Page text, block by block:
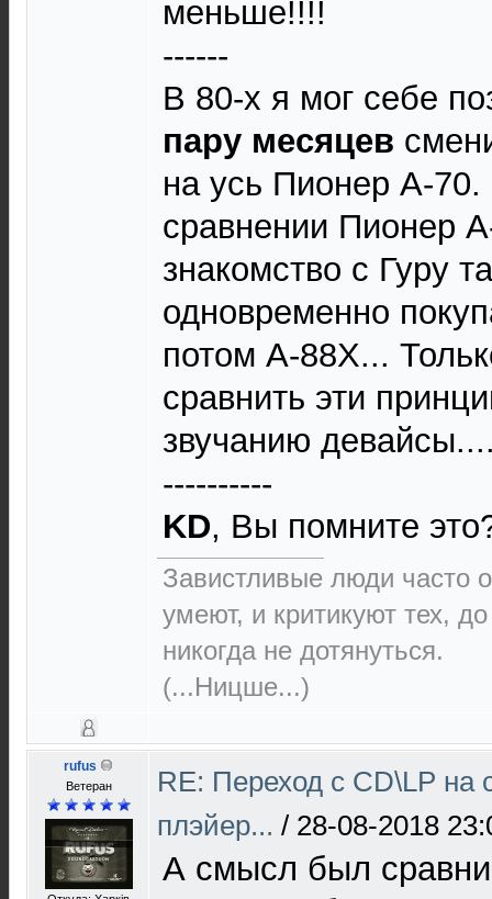
меньше!!!!
------
В 80-х я мог себе
пару месяцев
на усь Пионер А-
сравнении Пионер
знакомство с Гуру
одновременно
потом А-88Х...
сравнить эти
звучанию
----------
KD, Вы помните
Завистливые люди часто
умеют, и критикуют тех,
никогда не дотянуться.
(...Ницше...)
rufus
Ветеран
RE: Переход с CD\LP на
плэйер... / 28-08-2018
А смысл был